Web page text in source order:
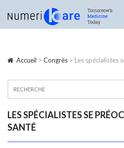
Accueil > Congrès > Les spécialistes
LES SPÉCIALISTES SE
SANTÉ